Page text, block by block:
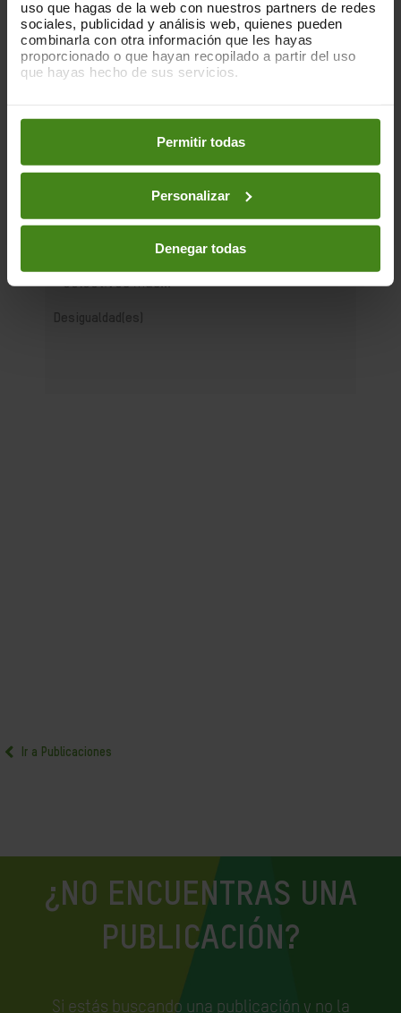
uso que hagas de la web con nuestros partners de redes
sociales, publicidad y análisis web, quienes pueden
combinarla con otra información que les hayas
proporcionado o que hayan recopilado a partir del uso
que hayas hecho de sus servicios.
preferencias accediendo a nuestraPolítica de Cookieso
en los botones facilitados a continuación:
Permitir todas
Personalizar
Denegar todas
Habitar la incertidumbre: vivienda,
La crisis de la vivienda trasciende lo
material, impacta también en la salud
colectivos más...
Desigualdad(es)
Ir a Publicaciones
¿NO ENCUENTRAS UNA
PUBLICACIÓN?
Si estás buscando una publicación y no la